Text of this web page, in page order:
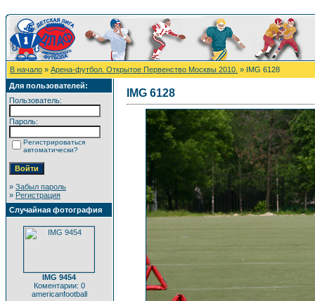
В начало » Арена-футбол. Открытое Первенство Москвы 2010. » IMG 6128
Для пользователей:
Пользователь:
Пароль:
Регистрироваться
автоматически?
» Забыл пароль
» Регистрация
Случайная фотография
IMG 9454
Коментарии: 0
americanfootball
IMG 6128